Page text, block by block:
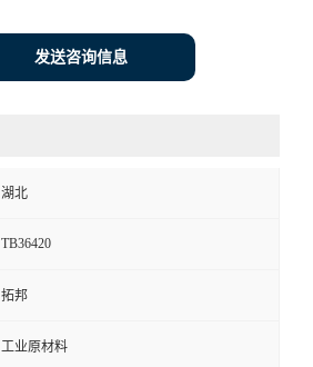
发送咨询信息
湖北
TB36420
拓邦
工业原材料